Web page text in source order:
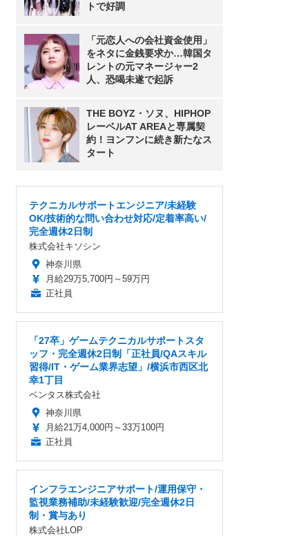
トで好調
「元恋人への会社資金使用」
をネタに金銭要求か…韓国タ
レントの元マネージャー2
人、恐喝未遂で起訴
THE BOYZ・ソヌ、HIPHOP
レーベルAT AREAと専属契
約！ヨンフンに続き新たなス
タート
テクニカルサポートエンジニア/未経験
OK/技術的な問い合わせ対応/定着率高い/
完全週休2日制
株式会社キソシン
神奈川県
月給29万5,700円～59万円
正社員
「27卒」ゲームテクニカルサポートスタ
ッフ・完全週休2日制「正社員/QAスキル
習得/IT・ゲーム業界志望」/横浜市西区北
幸1丁目
ベンタス株式会社
神奈川県
月給21万4,000円～33万100円
正社員
インフラエンジニアサポート/運用保守・
監視業務補助/未経験歓迎/完全週休2日
制・賞与あり
株式会社LOP